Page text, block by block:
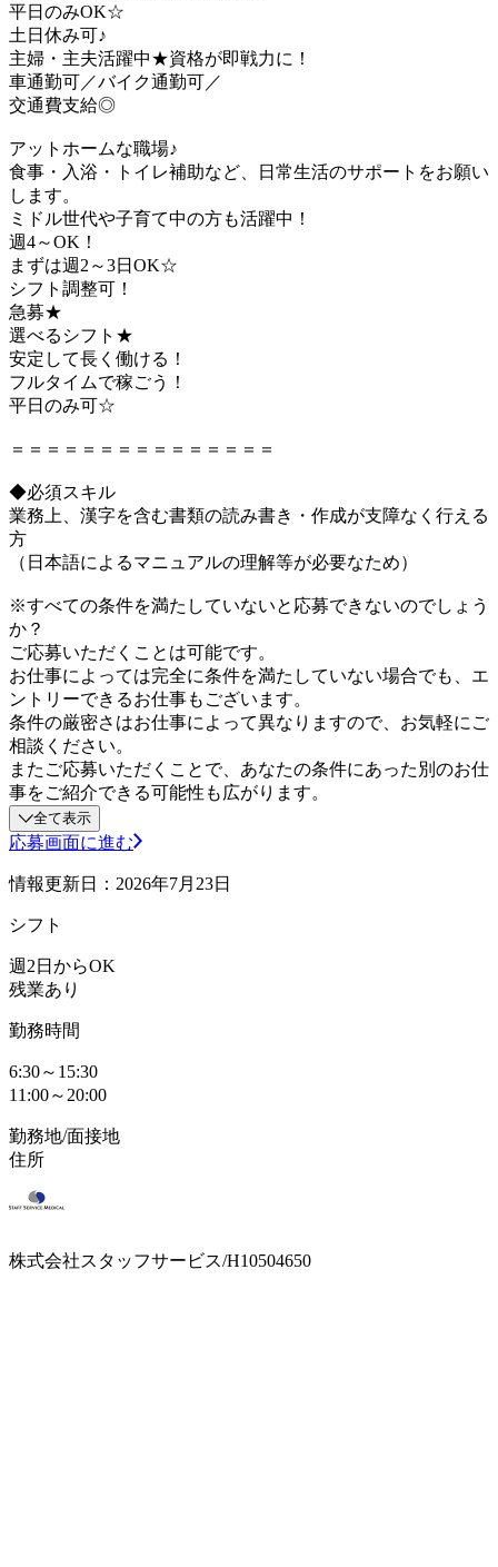
平日のみOK☆
土日休み可♪
主婦・主夫活躍中★資格が即戦力に！
車通勤可／バイク通勤可／
交通費支給◎
アットホームな職場♪
食事・入浴・トイレ補助など、日常生活のサポートをお願い
します。
ミドル世代や子育て中の方も活躍中！
週4～OK！
まずは週2～3日OK☆
シフト調整可！
急募★
選べるシフト★
安定して長く働ける！
フルタイムで稼ごう！
平日のみ可☆
＝＝＝＝＝＝＝＝＝＝＝＝＝＝＝
◆必須スキル
業務上、漢字を含む書類の読み書き・作成が支障なく行える
方
（日本語によるマニュアルの理解等が必要なため）
※すべての条件を満たしていないと応募できないのでしょう
か？
ご応募いただくことは可能です。
お仕事によっては完全に条件を満たしていない場合でも、エ
ントリーできるお仕事もございます。
条件の厳密さはお仕事によって異なりますので、お気軽にご
相談ください。
またご応募いただくことで、あなたの条件にあった別のお仕
事をご紹介できる可能性も広がります。
全て表示
応募画面に進む
情報更新日：2026年7月23日
シフト
週2日からOK
残業あり
勤務時間
6:30～15:30
11:00～20:00
勤務地/面接地
住所
株式会社スタッフサービス/H10504650